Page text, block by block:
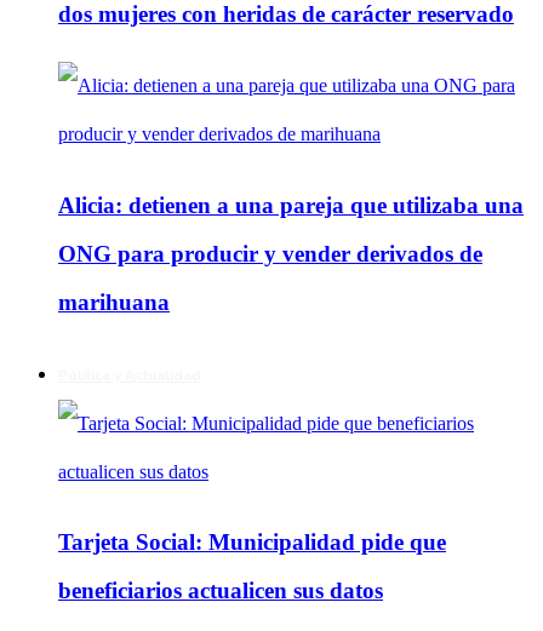
dos mujeres con heridas de carácter reservado
Alicia: detienen a una pareja que utilizaba una
ONG para producir y vender derivados de
marihuana
Tarjeta Social: Municipalidad pide que
beneficiarios actualicen sus datos